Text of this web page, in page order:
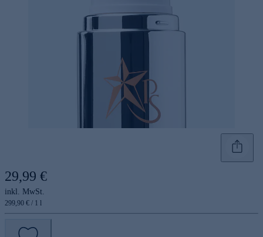
29,99 €
inkl. MwSt.
299,90 € / 1 l